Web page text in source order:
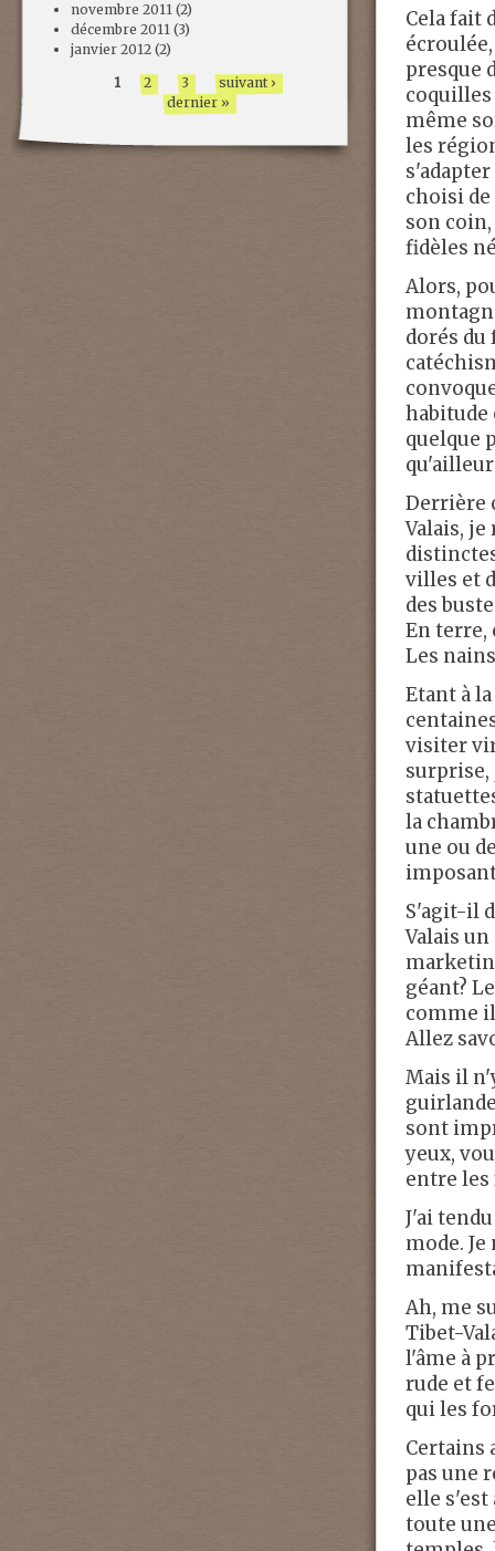
Cela fait
presque
même
les
choisi de
son
fidèles
Alors,
dorés du
habitude
quelque
Derrière
Valais,
villes et
des
En terre,
Les
Etant à
visiter
surprise,
la
une ou
S'agit-il
Valais
géant?
comme
Allez
Mais il
sont
yeux,
entre les
J'ai
mode.
Ah, me
Tibet-
l'âme à
rude et
qui les
Certains
pas une
elle s'est
toute
novembre 2011 (2)
décembre 2011 (3)
janvier 2012 (2)
1
2 3
suivant ›
dernier »